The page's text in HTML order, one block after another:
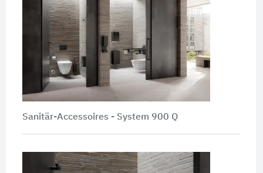
Sanitär-Accessoires - System 900 Q